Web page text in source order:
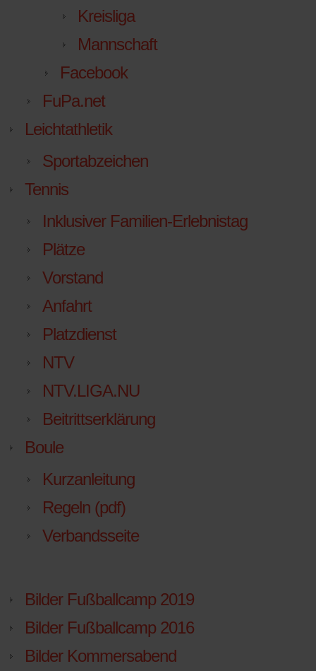
Kreisliga
Mannschaft
Facebook
FuPa.net
Leichtathletik
Sportabzeichen
Tennis
Inklusiver Familien-Erlebnistag
Plätze
Vorstand
Anfahrt
Platzdienst
NTV
NTV.LIGA.NU
Beitrittserklärung
Boule
Kurzanleitung
Regeln (pdf)
Verbandsseite
Bilder Fußballcamp 2019
Bilder Fußballcamp 2016
Bilder Kommersabend